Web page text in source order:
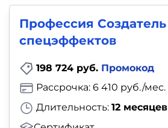
Профессия Создатель
спецэффектов
198 724 руб. Промокод
Длительность: 12 месяцев
Рассрочка: 6 410 руб./мес.